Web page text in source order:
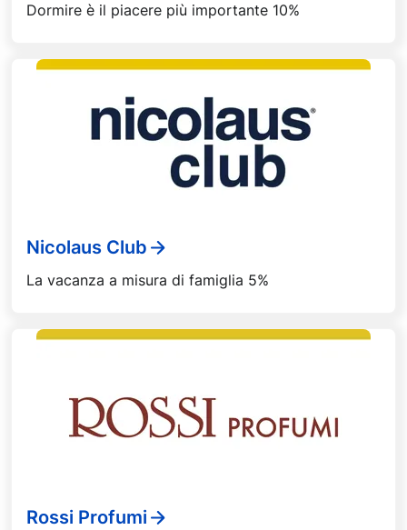
Dormire è il piacere più importante 10%
Nicolaus Club
La vacanza a misura di famiglia 5%
Rossi Profumi